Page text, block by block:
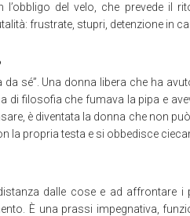
del velo, che prevede il
frustrate, stupri, detenzione in
da sé”. Una donna libera che ha
di filosofia che fumava la pipa e
è diventata la donna che non
la propria testa e si obbedisce
dalle cose e ad affrontare
È una prassi impegnativa,